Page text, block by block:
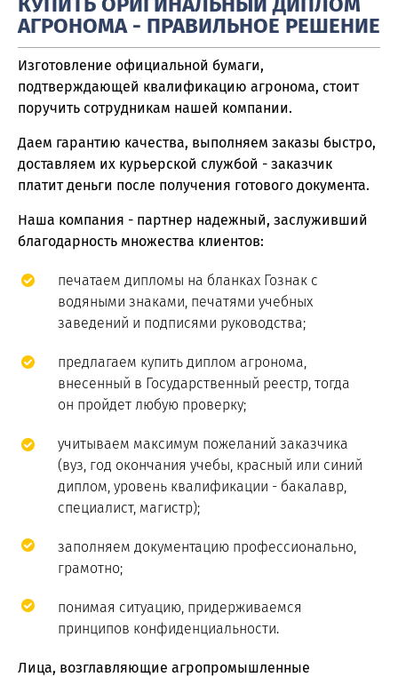
АГРОНОМА - ПРАВИЛЬНОЕ РЕШЕНИЕ
Изготовление официальной бумаги,
подтверждающей квалификацию агронома, стоит
поручить сотрудникам нашей компании.
Даем гарантию качества, выполняем заказы быстро,
доставляем их курьерской службой - заказчик
платит деньги после получения готового документа.
Наша компания - партнер надежный, заслуживший
благодарность множества клиентов:
печатаем дипломы на бланках Гознак с
водяными знаками, печатями учебных
заведений и подписями руководства;
предлагаем купить диплом агронома,
внесенный в Государственный реестр, тогда
он пройдет любую проверку;
учитываем максимум пожеланий заказчика
(вуз, год окончания учебы, красный или синий
диплом, уровень квалификации - бакалавр,
специалист, магистр);
заполняем документацию профессионально,
грамотно;
понимая ситуацию, придерживаемся
принципов конфиденциальности.
Лица, возглавляющие агропромышленные